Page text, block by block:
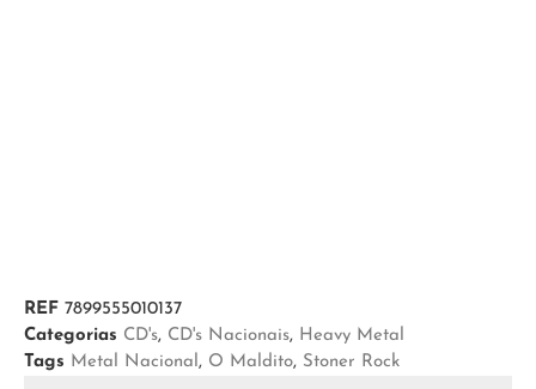
REF 7899555010137
Categorias CD's, CD's Nacionais, Heavy Metal
Tags Metal Nacional , O Maldito, Stoner Rock